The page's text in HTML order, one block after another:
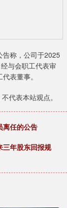
称，公司于2025
与会职工代表审
表董事。
代表本站观点。
离任的公告
三年股东回报规